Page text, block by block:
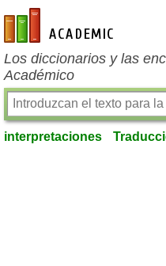
es-academic.com
Los diccionarios y las
Académico
interpretaciones